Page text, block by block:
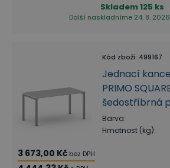
Skladem125 ks
Další naskladníme 24. 8.
Kód zboží: 499167
Jednací
PRIMO
šedostříbrná
Barva:
Hmotnost (kg):
3 673,00 Kč bez DPH